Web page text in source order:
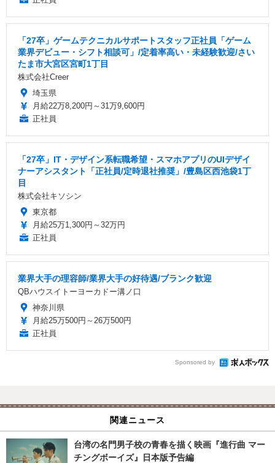
「27卒」ゲームテクニカルサポートスタッフ正社員「ゲーム
業界デビュー・シフト相談可」/定着率高い・未経験歓迎/さい
たま市大宮区宮町1丁目
株式会社Creer
埼玉県
月給22万8,200円～31万9,600円
正社員
「27卒」IT・デザイン系転職希望・スマホアプリのUIデザイ
ナーアシスタント「正社員/定時退社推奨」/豊島区西池袋1丁
目
株式会社キソシン
東京都
月給25万1,300円～32万円
正社員
業界大手の理容師/業界大手の好待遇/ブランク歓迎
QBハウスイトーヨーカドー溝ノ口
神奈川県
月給25万500円～26万500円
正社員
Sponsored by
関連ニュース
台湾の名門男子校の青春を描く映画『進行曲 マー
チングボーイズ』日本版予告編